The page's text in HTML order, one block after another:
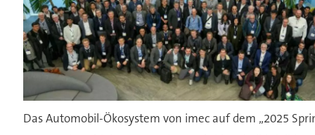
Das Automobil-Ökosystem von imec auf dem „2025